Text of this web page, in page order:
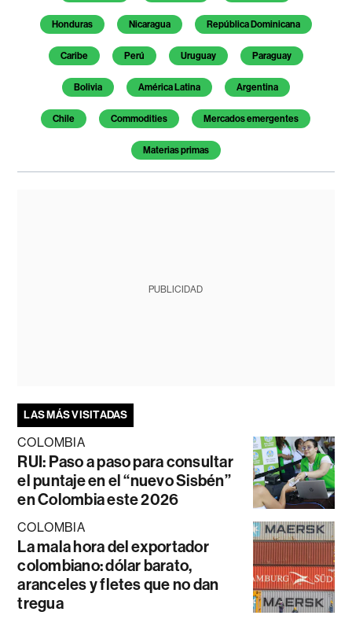
Honduras Nicaragua República Dominicana
Caribe Perú Uruguay Paraguay
Bolivia América Latina Argentina
Chile Commodities Mercados emergentes
Materias primas
PUBLICIDAD
LAS MÁS VISITADAS
COLOMBIA
RUI: Paso a paso para consultar
el puntaje en el “nuevo Sisbén”
en Colombia este 2026
COLOMBIA
La mala hora del exportador
colombiano: dólar barato,
aranceles y fletes que no dan
tregua